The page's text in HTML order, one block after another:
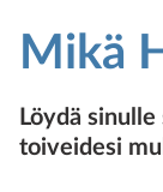
Mikä
Löydä
toiveidesi